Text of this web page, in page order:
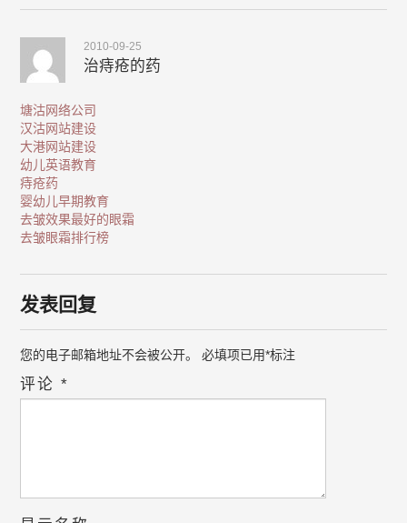
2010-09-25
治痔疮的药
塘沽网络公司
汉沽网站建设
大港网站建设
幼儿英语教育
痔疮药
婴幼儿早期教育
去皱效果最好的眼霜
去皱眼霜排行榜
发表回复
您的电子邮箱地址不会被公开。 必填项已用*标注
评论*